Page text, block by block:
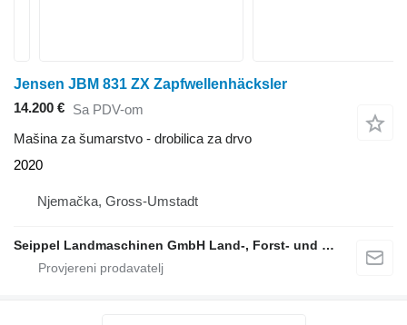
Jensen JBM 831 ZX Zapfwellenhäcksler
14.200 € Sa PDV-om
Mašina za šumarstvo - drobilica za drvo
2020
Njemačka, Gross-Umstadt
Seippel Landmaschinen GmbH Land-, Forst- und Gartentechnik